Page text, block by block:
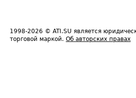
1998-2026 © ATI.SU является
торговой маркой. Об авторских правах